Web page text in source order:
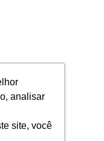
analisar
site, você